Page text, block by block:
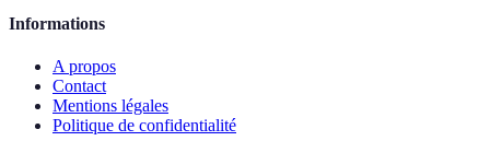
Informations
A propos
Contact
Mentions légales
Politique de confidentialité